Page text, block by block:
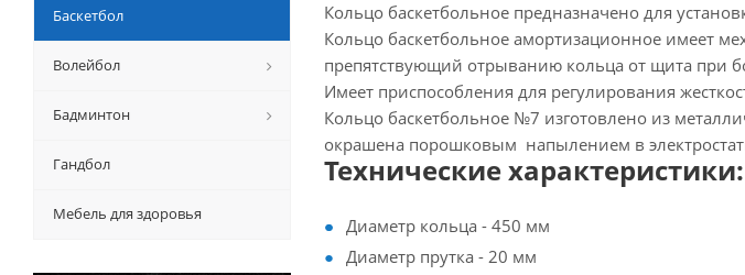
Кольцо баскетбольное предназначено для
Кольцо баскетбольное амортизационное имеет
препятствующий отрыванию кольца от щита при
Имеет приспособления для регулирования
Кольцо баскетбольное №7 изготовлено из
окрашена порошковым напылением в
Технические характеристики:
Диаметр кольца - 450 мм
Диаметр прутка - 20 мм
Баскетбол
Волейбол
Бадминтон
Гандбол
Мебель для здоровья